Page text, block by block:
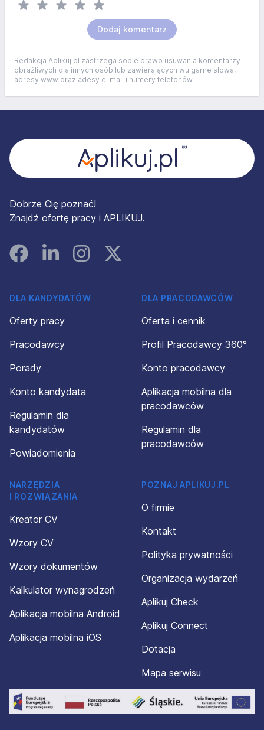
Dodaj komentarz
Redakcja Aplikuj.pl zastrzega sobie prawo usuwania komentarzy
obraźliwych dla innych osób lub zawierających wulgarne słowa,
adresy www oraz adesy e-mail i numery telefonów.
Dobrze Cię poznać!
Znajdź ofertę pracy i APLIKUJ.
FacebookLinked InInstagramInstagram
DLA KANDYDATÓW
Oferty pracy
Pracodawcy
Porady
Konto kandydata
Regulamin dla
kandydatów
Powiadomienia
DLA PRACODAWCÓW
Oferta i cennik
Profil Pracodawcy 360°
Konto pracodawcy
Aplikacja mobilna dla
pracodawców
Regulamin dla
pracodawców
NARZĘDZIA
I ROZWIĄZANIA
Kreator CV
Wzory CV
Wzory dokumentów
Kalkulator wynagrodzeń
Aplikacja mobilna Android
Aplikacja mobilna iOS
POZNAJ APLIKUJ.PL
O firmie
Kontakt
Polityka prywatności
Organizacja wydarzeń
Aplikuj Check
Aplikuj Connect
Dotacja
Mapa serwisu